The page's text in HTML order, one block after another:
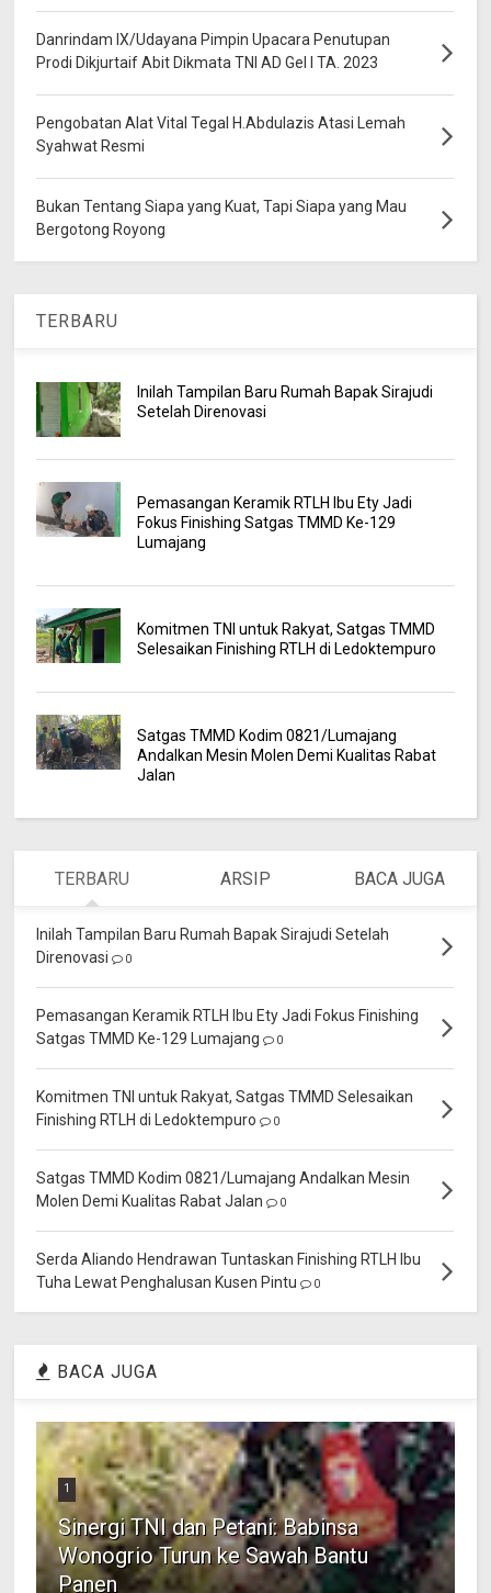
Danrindam IX/Udayana Pimpin Upacara Penutupan
Prodi Dikjurtaif Abit Dikmata TNI AD Gel I TA. 2023
Pengobatan Alat Vital Tegal H.Abdulazis Atasi Lemah
Syahwat Resmi
Bukan Tentang Siapa yang Kuat, Tapi Siapa yang Mau
Bergotong Royong
TERBARU
Inilah Tampilan Baru Rumah Bapak Sirajudi
Setelah Direnovasi
Pemasangan Keramik RTLH Ibu Ety Jadi
Fokus Finishing Satgas TMMD Ke-129
Lumajang
Komitmen TNI untuk Rakyat, Satgas TMMD
Selesaikan Finishing RTLH di Ledoktempuro
Satgas TMMD Kodim 0821/Lumajang
Andalkan Mesin Molen Demi Kualitas Rabat
Jalan
TERBARU ARSIP BACA JUGA
Inilah Tampilan Baru Rumah Bapak Sirajudi Setelah
Direnovasi
0
Pemasangan Keramik RTLH Ibu Ety Jadi Fokus Finishing
Satgas TMMD Ke-129 Lumajang
0
Komitmen TNI untuk Rakyat, Satgas TMMD Selesaikan
Finishing RTLH di Ledoktempuro
0
Satgas TMMD Kodim 0821/Lumajang Andalkan Mesin
Molen Demi Kualitas Rabat Jalan
0
Serda Aliando Hendrawan Tuntaskan Finishing RTLH Ibu
Tuha Lewat Penghalusan Kusen Pintu
0
BACA JUGA
1
Sinergi TNI dan Petani: Babinsa
Wonogrio Turun ke Sawah Bantu
Panen